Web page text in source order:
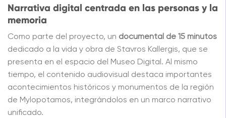
Narrativa digital centrada en las personas y la
memoria
Como parte del proyecto, un documental de 15 minutos
dedicado a la vida y obra de Stavros Kallergis, que se
presenta en el espacio del Museo Digital. Al mismo
tiempo, el contenido audiovisual destaca importantes
acontecimientos históricos y monumentos de la región
de Mylopotamos, integrándolos en un marco narrativo
unificado.